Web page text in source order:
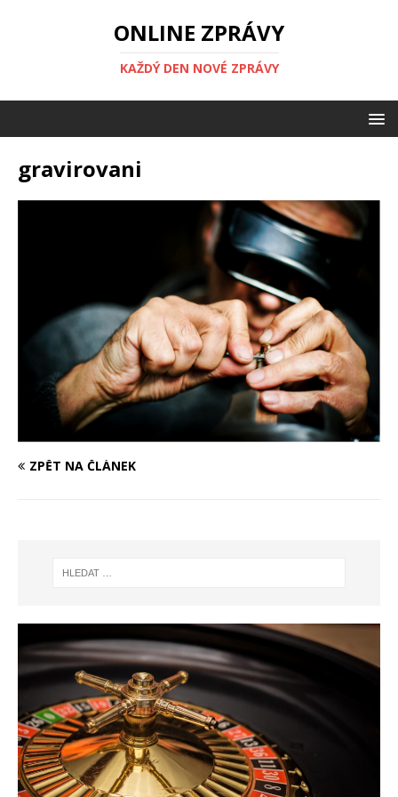
ONLINE ZPRÁVY
KAŽDÝ DEN NOVÉ ZPRÁVY
gravirovani
ZPĚT NA ČLÁNEK